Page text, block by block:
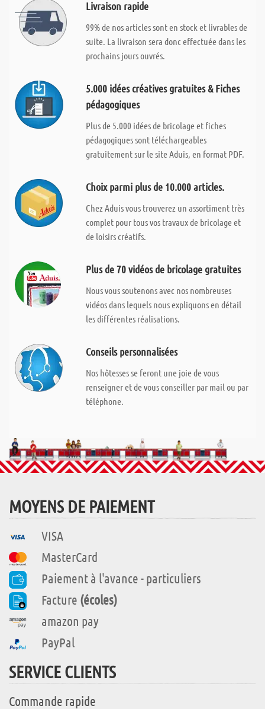
Livraison rapide
99% de nos articles sont en stock et livrables de
suite. La livraison sera donc effectuée dans les
prochains jours ouvrés.
5.000 idées créatives gratuites & Fiches
pédagogiques
Plus de 5.000 idées de bricolage et fiches
pédagogiques sont téléchargeables
gratuitement sur le site Aduis, en format PDF.
Choix parmi plus de 10.000 articles.
Chez Aduis vous trouverez un assortiment très
complet pour tous vos travaux de bricolage et
de loisirs créatifs.
Plus de 70 vidéos de bricolage gratuites
Nous vous soutenons avec nos nombreuses
vidéos dans lequels nous expliquons en détail
les différentes réalisations.
Conseils personnalisées
Nos hôtesses se feront une joie de vous
renseigner et de vous conseiller par mail ou par
téléphone.
MOYENS DE PAIEMENT
VISA
MasterCard
Paiement à l'avance - particuliers
Facture (écoles)
amazon pay
PayPal
SERVICE CLIENTS
Commande rapide